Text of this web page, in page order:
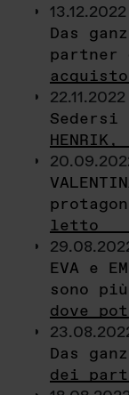
Das
partner
22.11.2022
Sedersi
HENRIK,
letto
EVA e
sono
dove
Das
dei